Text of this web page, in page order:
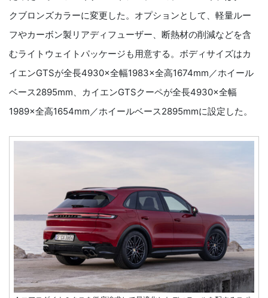
クブロンズカラーに変更した。オプションとして、軽量ルー
フやカーボン製リアディフューザー、断熱材の削減などを含
むライトウェイトパッケージも用意する。ボディサイズはカ
イエンGTSが全長4930×全幅1983×全高1674mm／ホイール
ベース2895mm、カイエンGTSクーペが全長4930×全幅
1989×全高1654mm／ホイールベース2895mmに設定した。